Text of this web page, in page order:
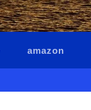
amazon